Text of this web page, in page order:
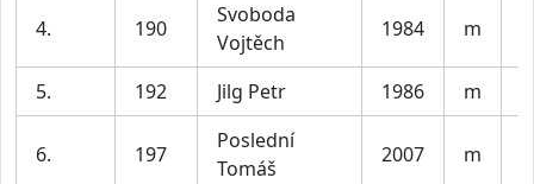
4. 190
Svoboda
Vojtěch
1984 m
5. 192 Jilg Petr 1986 m
6. 197
Poslední
Tomáš
2007 m